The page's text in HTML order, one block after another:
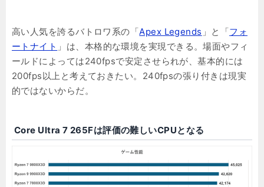
高い人気を誇るバトロワ系の「Apex Legends 」と「フォ
ートナイト 」は、本格的な環境を実現できる。場面やフィ
ールドによっては240fpsで安定させられが、基本的には
200fps以上と考えておきたい。240fpsの張り付きは現実
的ではないからだ。
Core Ultra 7 265Fは評価の難しいCPUとなる